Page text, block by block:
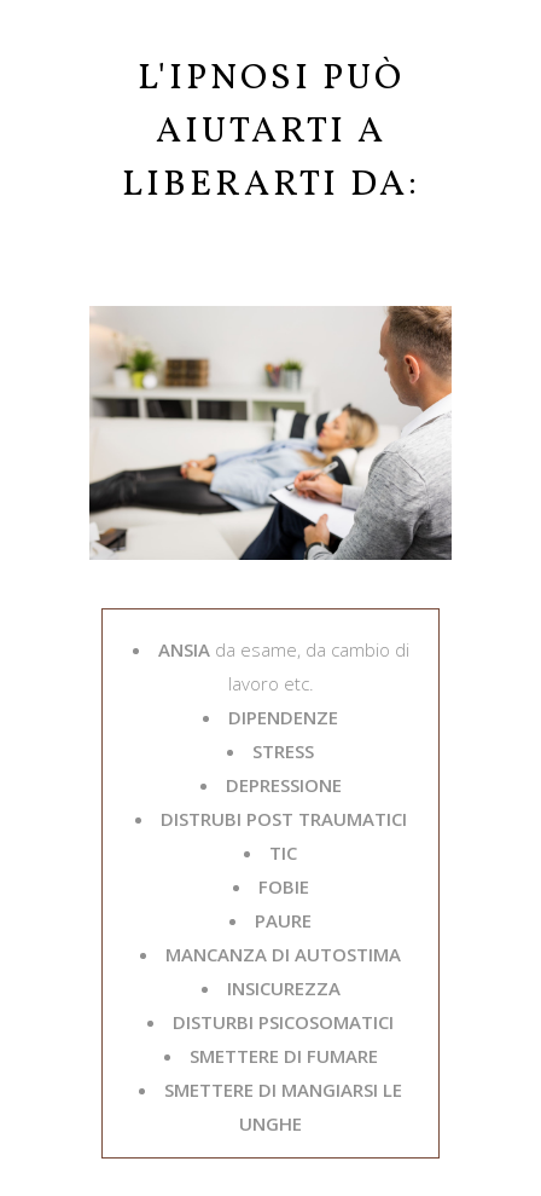
L'IPNOSI PUÒ
AIUTARTI A
LIBERARTI DA:
ANSIAda esame, da cambio di
lavoro etc.
DIPENDENZE
STRESS
DEPRESSIONE
DISTRUBI POST TRAUMATICI
TIC
FOBIE
PAURE
MANCANZA DI AUTOSTIMA
INSICUREZZA
DISTURBI PSICOSOMATICI
SMETTERE DI FUMARE
SMETTERE DI MANGIARSI LE
UNGHE